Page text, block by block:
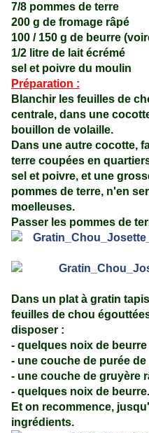
7/8 pommes de terre
200 g de fromage râpé
100 / 150 g de beurre
1/2 litre de lait écrémé
sel et poivre du moulin
Préparation :
Blanchir les feuilles de
centrale, dans une
bouillon de volaille.
Dans une autre cocotte,
terre coupées en
sel et poivre, et une
pommes de terre, n'en
moelleuses.
Passer les pommes de
Dans un plat à gratin
feuilles de chou
disposer :
- quelques noix de beurre
- une couche de purée
- une couche de gruyère
- quelques noix de beurre.
Et on recommence,
ingrédients.